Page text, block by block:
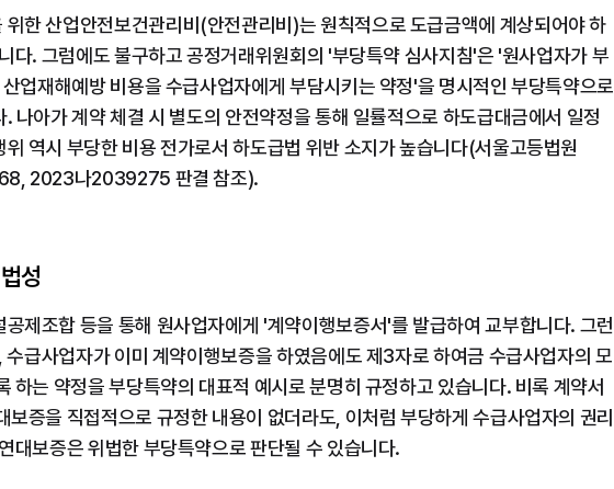
한 산업안전보건관리비(안전관리비)는 원칙적으로 도급금액에 계상되어야 하
다. 그럼에도 불구하고 공정거래위원회의 '부당특약 심사지침'은 '원사업자가 부
업재해예방 비용을 수급사업자에게 부담시키는 약정'을 명시적인 부당특약으로
나아가 계약 체결 시 별도의 안전약정을 통해 일률적으로 하도급대금에서 일정
역시 부당한 비용 전가로서 하도급법 위반 소지가 높습니다(서울고등법원
2023나2039275 판결 참조).
성
제조합 등을 통해 원사업자에게 '계약이행보증서'를 발급하여 교부합니다. 그런
급사업자가 이미 계약이행보증을 하였음에도 제3자로 하여금 수급사업자의 모
하는 약정을 부당특약의 대표적 예시로 분명히 규정하고 있습니다. 비록 계약서
보증을 직접적으로 규정한 내용이 없더라도, 이처럼 부당하게 수급사업자의 권리
대보증은 위법한 부당특약으로 판단될 수 있습니다.